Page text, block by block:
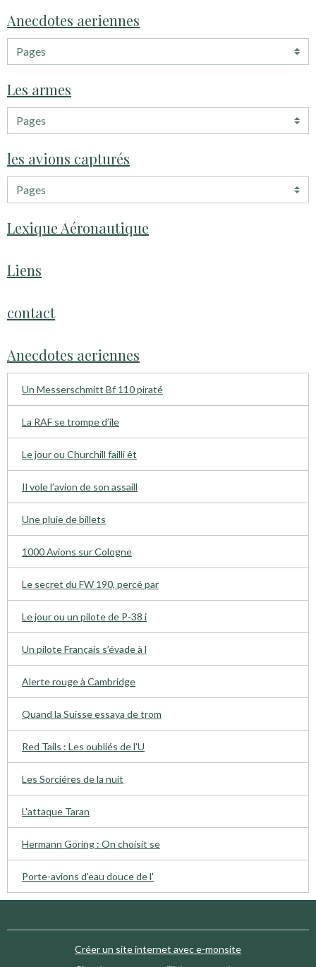
Anecdotes aeriennes
Les armes
les avions capturés
Lexique Aéronautique
Liens
contact
Anecdotes aeriennes
Un Messerschmitt Bf 110 piraté
La RAF se trompe d’ile
Le jour ou Churchill failli êt
Il vole l’avion de son assaill
Une pluie de billets
1000 Avions sur Cologne
Le secret du FW 190, percé par
Le jour ou un pilote de P-38 i
Un pilote Français s’évade à l
Alerte rouge à Cambridge
Quand la Suisse essaya de trom
Red Tails : Les oubliés de l'U
Les Sorciéres de la nuit
L'attaque Taran
Hermann Göring : On choisit se
Porte-avions d'eau douce de l'
Créer un site internet avec e-monsite